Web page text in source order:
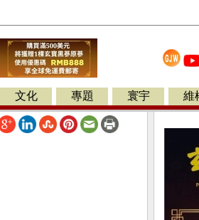
文化 專題 寰宇 維